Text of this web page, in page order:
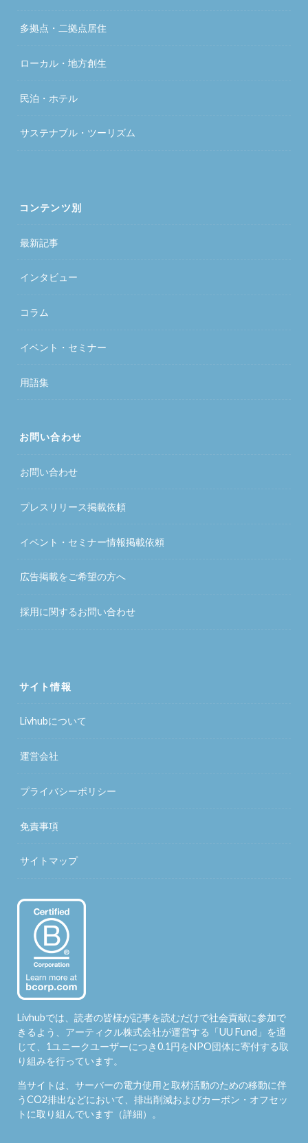
多拠点・二拠点居住
ローカル・地方創生
民泊・ホテル
サステナブル・ツーリズム
コンテンツ別
最新記事
インタビュー
コラム
イベント・セミナー
用語集
お問い合わせ
お問い合わせ
プレスリリース掲載依頼
イベント・セミナー情報掲載依頼
広告掲載をご希望の方へ
採用に関するお問い合わせ
サイト情報
Livhubについて
運営会社
プライバシーポリシー
免責事項
サイトマップ
Livhubでは、読者の皆様が記事を読むだけで社会貢献に参加で
きるよう、アーティクル株式会社が運営する「UU Fund 」を通
じて、1ユニークユーザーにつき0.1円をNPO団体に寄付する取
り組みを行っています。
当サイトは、サーバーの電力使用と取材活動のための移動に伴
うCO2排出などにおいて、排出削減およびカーボン・オフセッ
トに取り組んでいます（詳細）。